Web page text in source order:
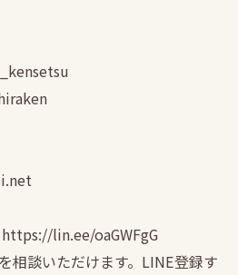
lin.ee/oaGWFgG
相談いただけます。LINE登録す